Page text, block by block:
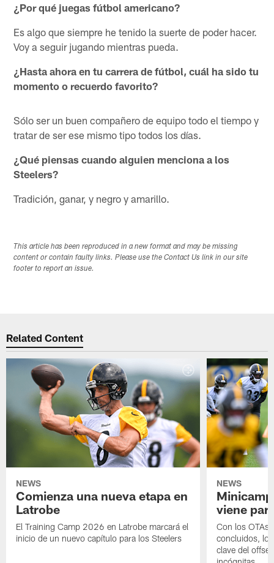
¿Por qué juegas fútbol americano?
Es algo que siempre he tenido la suerte de poder hacer.
Voy a seguir jugando mientras pueda.
¿Hasta ahora en tu carrera de fútbol, cuál ha sido tu
momento o recuerdo favorito?
Sólo ser un buen compañero de equipo todo el tiempo y
tratar de ser ese mismo tipo todos los días.
¿Qué piensas cuando alguien menciona a los
Steelers?
Tradición, ganar, y negro y amarillo.
This article has been reproduced in a new format and may be missing
content or contain faulty links. Please use the Contact Us link in our site
footer to report an issue.
Related Content
NEWS
Comienza una nueva etapa en
Latrobe
El Training Camp 2026 en Latrobe marcará el
inicio de un nuevo capítulo para los Steelers
NEWS
viene
Con los OTAs
concluidos,
clave del